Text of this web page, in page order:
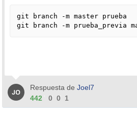
git branch -m master prueba
Respuesta de Joel7
442
0 0 1